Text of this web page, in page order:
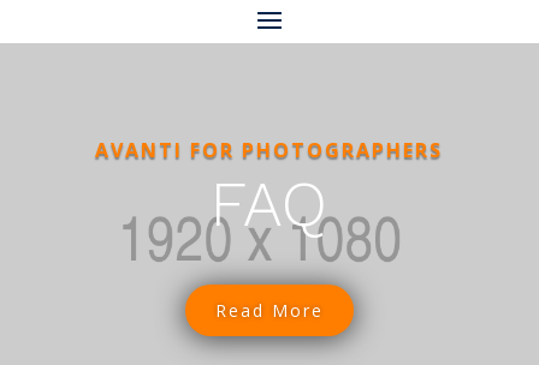
AVANTI FOR PHOTOGRAPHERS
FAQ
Read More